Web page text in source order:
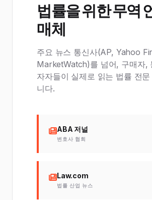
법률을 위한 무역
매체
주요 뉴스 통신사(AP, Yahoo
MarketWatch)를 넘어, 구매자,
자자들이 실제로 읽는 법률 전문
니다.
ABA 저널
변호사 협회
Law.com
법률 산업 뉴스